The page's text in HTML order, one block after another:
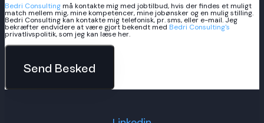
Bedri Consultingmå kontakte mig med jobtilbud, hvis der findes et muligt
match mellem mig, mine kompetencer, mine jobønsker og en mulig stilling.
Bedri Consulting kan kontakte mig telefonisk, pr. sms, eller e-mail. Jeg
bekræfter endvidere at være gjort bekendt med Bedri Consulting's
privatlivspolitik, som jeg kan læse her.
Send Besked